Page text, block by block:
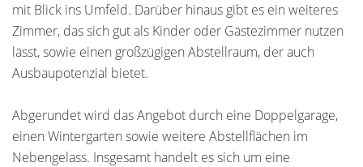
mit Blick ins Umfeld. Darüber hinaus gibt es ein weiteres
Zimmer, das sich gut als Kinder oder Gästezimmer nutzen
lässt, sowie einen großzügigen Abstellraum, der auch
Ausbaupotenzial bietet.
Abgerundet wird das Angebot durch eine Doppelgarage,
einen Wintergarten sowie weitere Abstellflächen im
Nebengelass. Insgesamt handelt es sich um eine